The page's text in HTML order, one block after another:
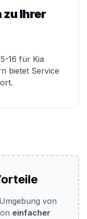
zu Ihrer
16 für Kia
bietet Service
von
einfacher